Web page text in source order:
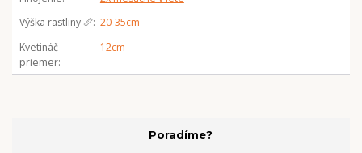
Výška rastliny 📏 20-35cm
Kvetináč
priemer
12cm
Poradíme?